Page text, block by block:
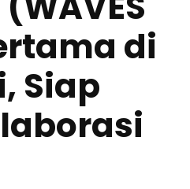
di
Siap